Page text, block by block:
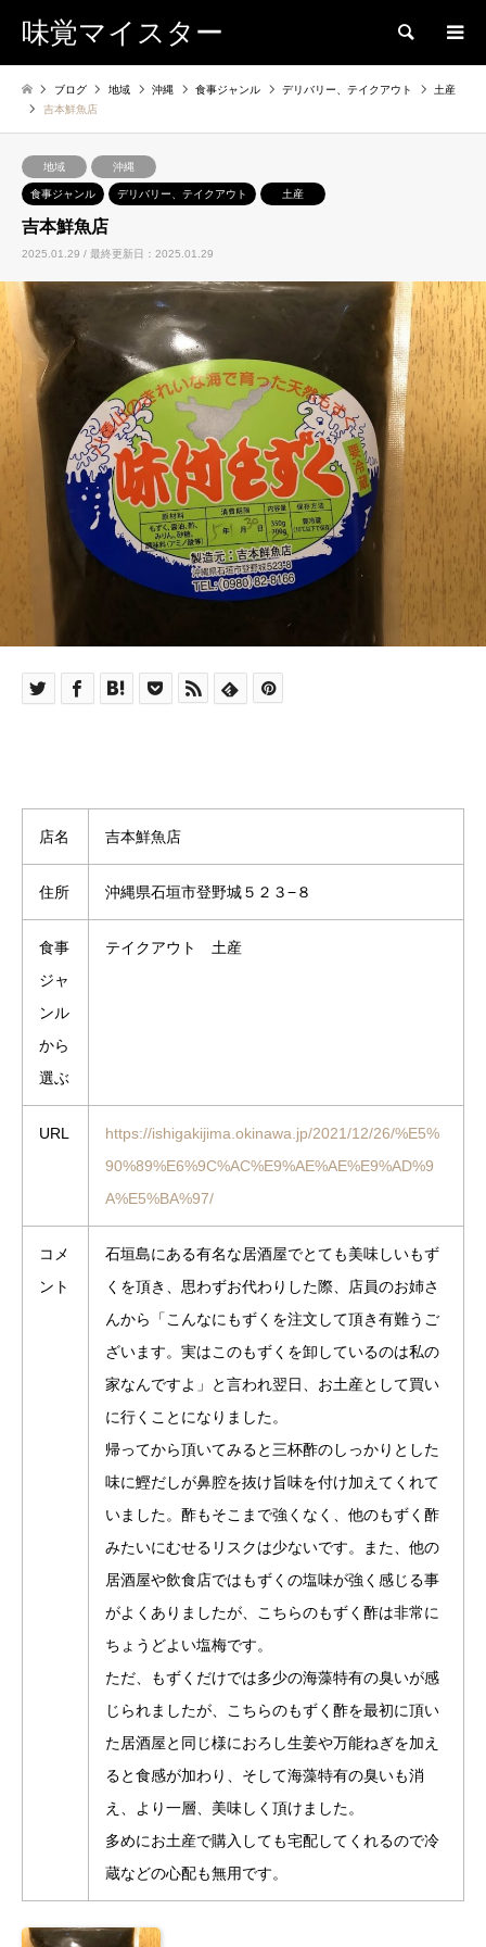
味覚マイスター 検索
ブログ 地域 沖縄 食事ジャンル デリバリー、テイクアウト
土産
吉本鮮魚店
地域 沖縄
食事ジャンル デリバリー、テイクアウト 土産
吉本鮮魚店
2025.01.29 / 最終更新日：2025.01.29
店名 吉本鮮魚店
住所 沖縄県石垣市登野城５２３−８
食事
ジャ
ンル
から
選ぶ
テイクアウト 土産
URL
https://ishigakijima.okinawa.jp/2021/12/26/%E5%
90%89%E6%9C%AC%E9%AE%AE%E9%AD%9
A%E5%BA%97/
コメ
ント
石垣島にある有名な居酒屋でとても美味しいもず
くを頂き、思わずお代わりした際、店員のお姉さ
んから「こんなにもずくを注文して頂き有難うご
ざいます。実はこのもずくを卸しているのは私の
家なんですよ」と言われ翌日、お土産として買い
に行くことになりました。
帰ってから頂いてみると三杯酢のしっかりとした
味に鰹だしが鼻腔を抜け旨味を付け加えてくれて
いました。酢もそこまで強くなく、他のもずく酢
みたいにむせるリスクは少ないです。また、他の
居酒屋や飲食店ではもずくの塩味が強く感じる事
がよくありましたが、こちらのもずく酢は非常に
ちょうどよい塩梅です。
ただ、もずくだけでは多少の海藻特有の臭いが感
じられましたが、こちらのもずく酢を最初に頂い
た居酒屋と同じ様におろし生姜や万能ねぎを加え
ると食感が加わり、そして海藻特有の臭いも消
え、より一層、美味しく頂けました。
多めにお土産で購入しても宅配してくれるので冷
蔵などの心配も無用です。